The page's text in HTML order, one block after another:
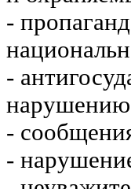
-
-
нарушению
-
-